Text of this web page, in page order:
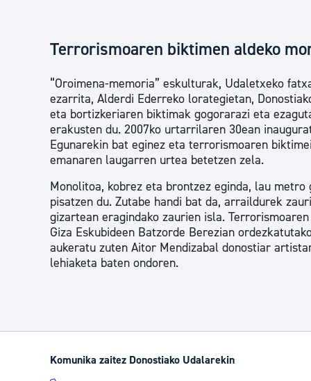
Terrorismoaren biktimen aldeko
“Oroimena-memoria” eskulturak, Udaletxeko
ezarrita, Alderdi Ederreko lorategietan,
eta bortizkeriaren biktimak gogorarazi eta
erakusten du. 2007ko urtarrilaren 30ean
Egunarekin bat eginez eta terrorismoaren
emanaren laugarren urtea betetzen zela.
Monolitoa, kobrez eta brontzez eginda, lau
pisatzen du. Zutabe handi bat da, arraildurek
gizartean eragindako zaurien isla.
Giza Eskubideen Batzorde Berezian
aukeratu zuten Aitor Mendizabal donostiar
lehiaketa baten ondoren.
Komunika zaitez Donostiako Udalarekin